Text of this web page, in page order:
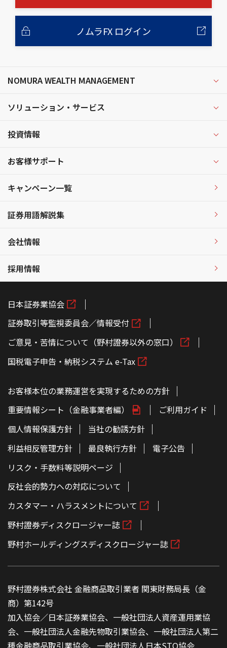
ノムラFX ログイン
NOMURA WEALTH MANAGEMENT
ソリューション・サービス
投資情報
お客様サポート
キャンペーン一覧
証券用語解説集
会社情報
採用情報
日本証券業協会
証券取引等監視委員会／情報受付
ご意見・苦情について（野村證券以外の窓口）
国税電子申告・納税システム e-Tax
お客様本位の業務運営を実現するための方針
重要情報シート（金融事業者編）
ご利用ガイド
個人情報保護方針
当社の勧誘方針
利益相反管理方針
最良執行方針
電子公告
リスク・手数料等説明ページ
反社会的勢力への対応について
カスタマー・ハラスメントについて
野村證券ディスクロージャー誌
野村ホールディングスディスクロージャー誌
野村證券株式会社 金融商品取引業者 関東財務局長（金
商）第142号
加入協会／日本証券業協会、一般社団法人資産運用業協
会、一般社団法人金融先物取引業協会、一般社団法人第二